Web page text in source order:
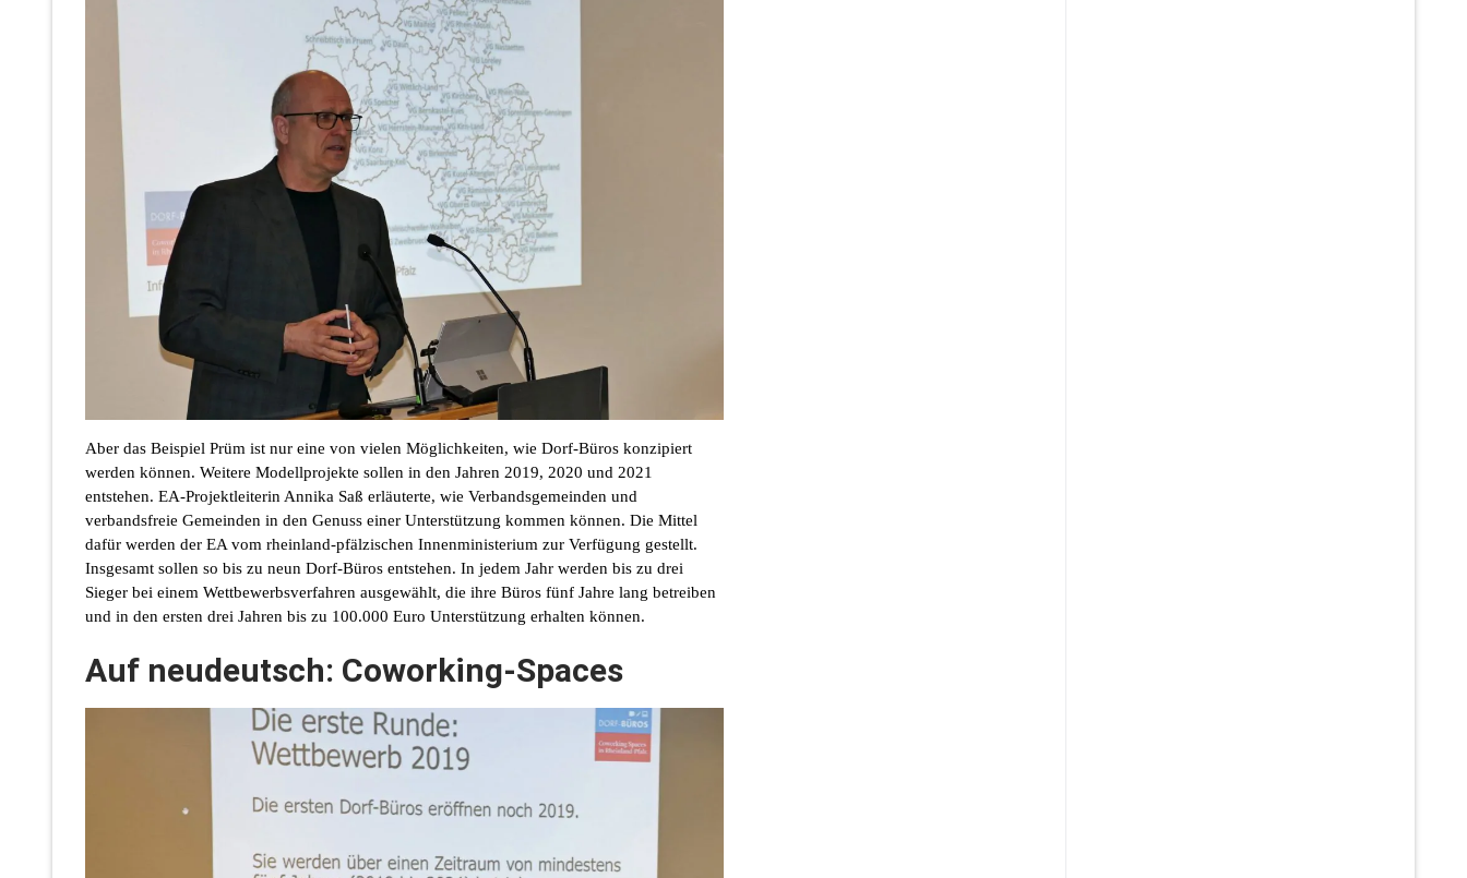
Aber das Beispiel Prüm ist nur eine von vielen Möglichkeiten, wie Dorf-Büros konzipiert
werden können. Weitere Modellprojekte sollen in den Jahren 2019, 2020 und 2021
entstehen. EA-Projektleiterin Annika Saß erläuterte, wie Verbandsgemeinden und
verbandsfreie Gemeinden in den Genuss einer Unterstützung kommen können. Die Mittel
dafür werden der EA vom rheinland-pfälzischen Innenministerium zur Verfügung gestellt.
Insgesamt sollen so bis zu neun Dorf-Büros entstehen. In jedem Jahr werden bis zu drei
Sieger bei einem Wettbewerbsverfahren ausgewählt, die ihre Büros fünf Jahre lang betreiben
und in den ersten drei Jahren bis zu 100.000 Euro Unterstützung erhalten können.
Auf neudeutsch: Coworking-Spaces